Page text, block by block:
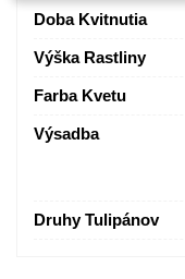
Doba Kvitnutia
Výška Rastliny
Farba Kvetu
Výsadba
Druhy Tulipánov